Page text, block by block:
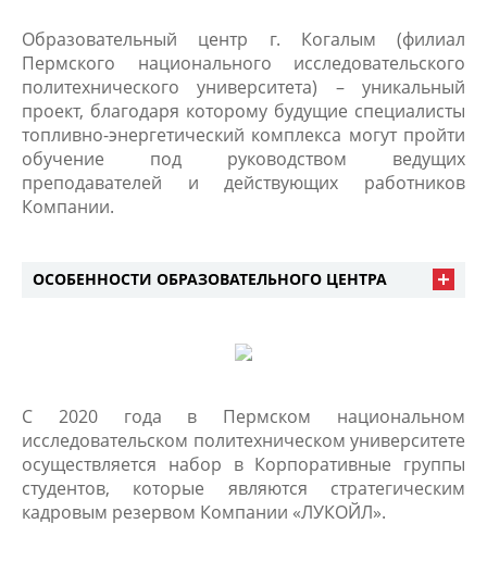
Образовательный центр г. Когалым (филиал
Пермского национального исследовательского
политехнического университета) – уникальный
проект, благодаря которому будущие специалисты
топливно-энергетический комплекса могут пройти
обучение под руководством ведущих
преподавателей и действующих работников
Компании.
ОСОБЕННОСТИ ОБРАЗОВАТЕЛЬНОГО ЦЕНТРА
С 2020 года в Пермском национальном
исследовательском политехническом университете
осуществляется набор в Корпоративные группы
студентов, которые являются стратегическим
кадровым резервом Компании «ЛУКОЙЛ».